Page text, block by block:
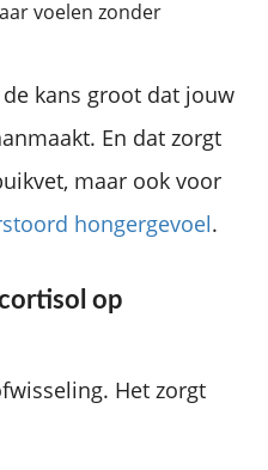
voelen zonder
kans groot dat jouw
En dat zorgt
maar ook voor
hongergevoel.
op
Het zorgt